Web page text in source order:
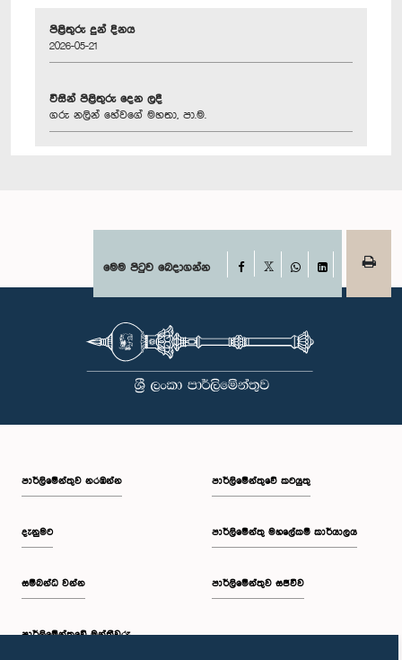
පිළිතුරු දුන් දිනය
2026-05-21
විසින් පිළිතුරු දෙන ලදී
ගරු නලින් හේවගේ මහතා, පා.ම.
මෙම පිටුව බෙදාගන්න Facebook
WhatsAppLinkedIn
පාර්ලි‌මේන්තුව නරඹන්න
දැනුමට
සම්බන්ධ වන්න
පාර්ලි‌මේන්තුවේ මන්ත්‍රීවරු
පාර්ලිමේන්තුවේ කටයුතු
පාර්ලිමේන්තු මහලේකම් කාර්යාලය
පාර්ලිමේන්තුව සජීවීව